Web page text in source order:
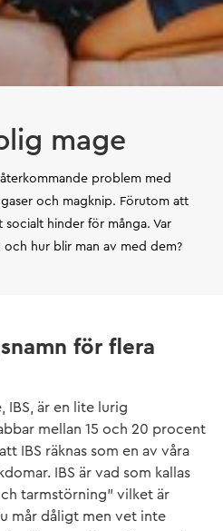
mage
problem med
och magknip. Förutom att
hinder för många. Var
och hur blir man av med dem?
för flera
IBS, är en lite lurig
mellan 15 och 20 procent
IBS räknas som en av våra
IBS är vad som kallas
tarmstörning” vilket är
mår dåligt men vet inte